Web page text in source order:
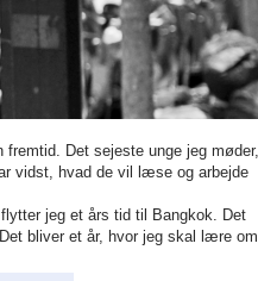
Det sejeste unge jeg møder,
vidst, hvad de vil læse og arbejde
jeg et års tid til Bangkok. Det
bliver et år, hvor jeg skal lære om